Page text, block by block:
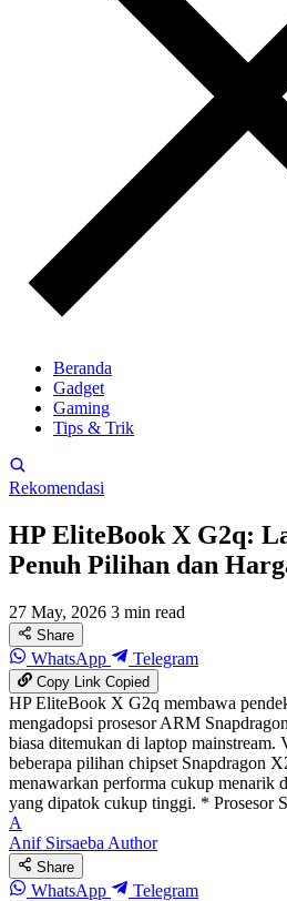
Beranda
Gadget
Gaming
Tips & Trik
Rekomendasi
HP EliteBook X G2q:
Penuh Pilihan dan
27 May, 2026 3 min read
Share
WhatsApp Telegram
Copy LinkCopied
HP EliteBook X G2q membawa
mengadopsi prosesor ARM
biasa ditemukan di laptop mainstream.
beberapa pilihan chipset Snapdragon
menawarkan performa cukup menarik
yang dipatok cukup tinggi. * Prosesor
A
Anif SirsaebaAuthor
Share
WhatsApp Telegram